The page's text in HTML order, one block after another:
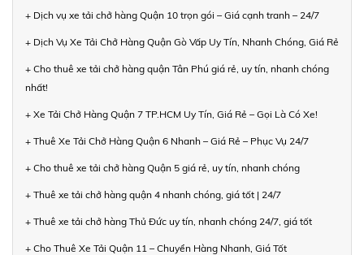
+ Dịch vụ xe tải chở hàng Quận 10 trọn gói – Giá cạnh tranh – 24/7
+ Dịch Vụ Xe Tải Chở Hàng Quận Gò Vấp Uy Tín, Nhanh Chóng, Giá Rẻ
+ Cho thuê xe tải chở hàng quận Tân Phú giá rẻ, uy tín, nhanh chóng
nhất!
+ Xe Tải Chở Hàng Quận 7 TP.HCM Uy Tín, Giá Rẻ – Gọi Là Có Xe!
+ Thuê Xe Tải Chở Hàng Quận 6 Nhanh – Giá Rẻ – Phục Vụ 24/7
+ Cho thuê xe tải chở hàng Quận 5 giá rẻ, uy tín, nhanh chóng
+ Thuê xe tải chở hàng quận 4 nhanh chóng, giá tốt | 24/7
+ Thuê xe tải chở hàng Thủ Đức uy tín, nhanh chóng 24/7, giá tốt
+ Cho Thuê Xe Tải Quận 11 – Chuyển Hàng Nhanh, Giá Tốt